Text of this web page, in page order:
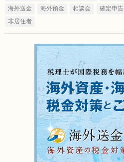
海外送金
海外預金 相談会 確定申告
非居住者